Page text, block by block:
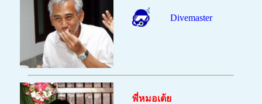
Divemaster
พี่หมอเต้ย